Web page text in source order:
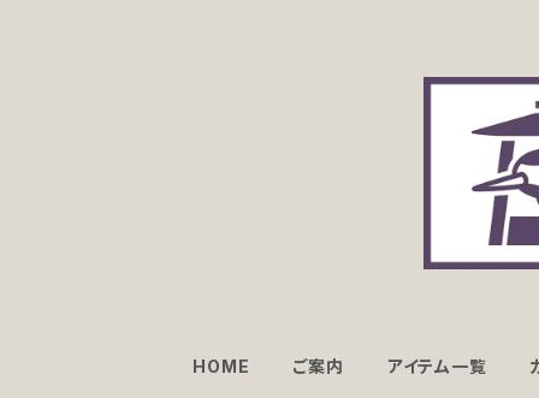
HOME ご案内 アイテム一覧